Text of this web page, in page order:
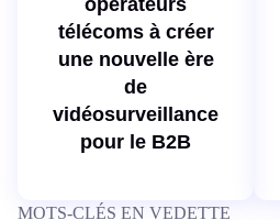
télécoms à créer
une nouvelle ère
de
vidéosurveillance
pour le B2B
MOTS-CLÉS EN VEDETTE